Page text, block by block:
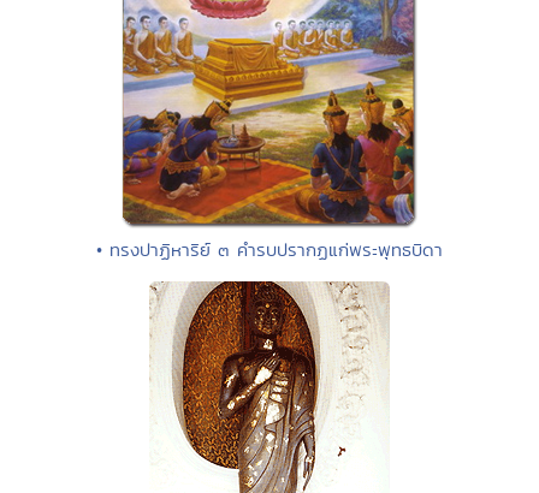
• ทรงปาฏิหาริย์ ๓ คำรบปรากฏแก่พระพุทธบิดา